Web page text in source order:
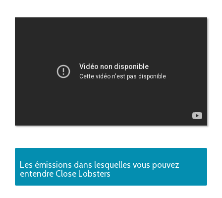
Les émissions dans lesquelles vous pouvez
entendre Close Lobsters